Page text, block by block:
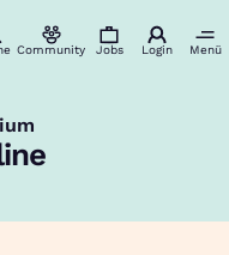
Community Jobs Login Menü